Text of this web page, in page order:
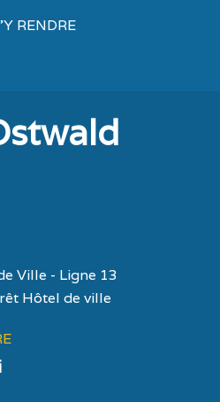
RENDRE
Ville - Ligne 13
Hôtel de ville